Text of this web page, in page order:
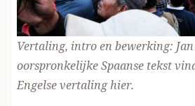
Vertaling, intro en bewerking:
oorspronkelijke Spaanse tekst
Engelse vertalinghier.